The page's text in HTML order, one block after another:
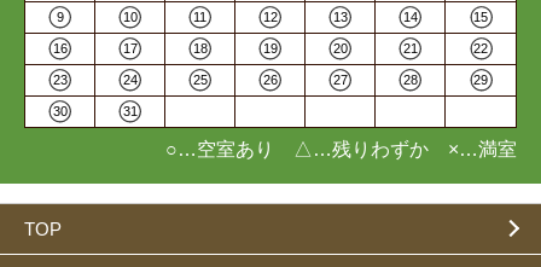
9 10 11 12 13 14 15
16 17 18 19 20 21 22
23 24 25 26 27 28 29
30 31
○…空室あり △…残りわずか ×…満室
TOP